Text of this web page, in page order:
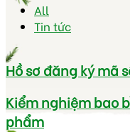
All
Tin tức
Hồ sơ đăng ký mã
Kiểm nghiệm bao
phẩm